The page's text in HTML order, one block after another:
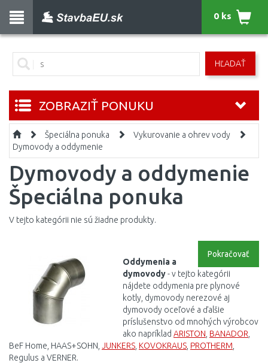
HĽADAŤ
0 ks
ZOBRAZIŤ PONUKU
Špeciálna ponuka
Vykurovanie a ohrev vody
Dymovody a oddymenie
Dymovody a oddymenie
Špeciálna ponuka
V tejto kategórii nie sú žiadne produkty.
Pokračovať
Oddymenia a
dymovody- v tejto kategórii
nájdete oddymenia pre plynové
kotly dymovody nerezové aj
dymovody oceľové a ďalšie
príslušenstvo od mnohých výrobcov
ako napríklad ARISTON BANADOR
BeF Home, HAAS+SOHN, JUNKERS KOVOKRAUS PROTHERM
Regulus a VERNER.